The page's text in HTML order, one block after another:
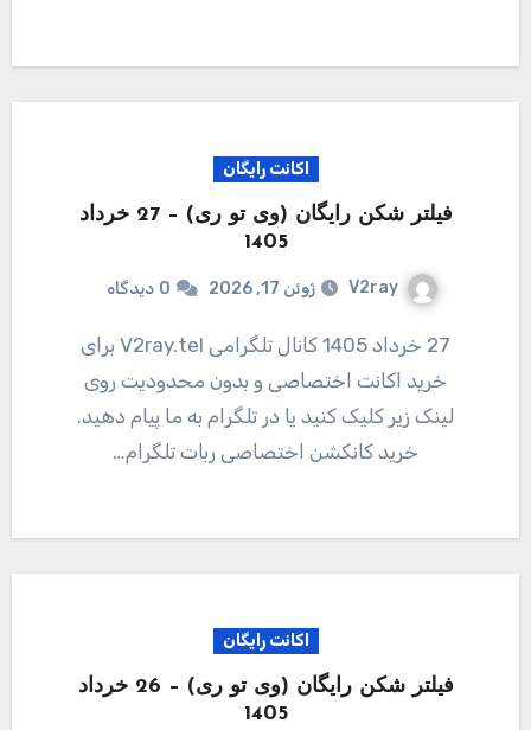
اکانت رایگان
فیلتر شکن رایگان (وی تو ری) – 27 خرداد
1405
V2ray ژوئن 17, 2026 0 دیدگاه
27 خرداد 1405 کانال تلگرامی V2ray.tel برای
خرید اکانت اختصاصی و بدون محدودیت روی
لینک زیر کلیک کنید یا در تلگرام به ما پیام دهید.
خرید کانکشن اختصاصی ربات تلگرام…
اکانت رایگان
فیلتر شکن رایگان (وی تو ری) – 26 خرداد
1405